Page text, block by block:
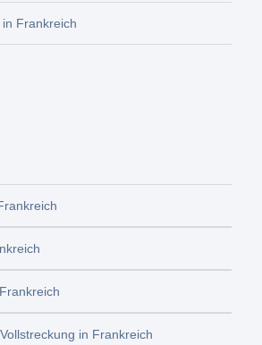
Frankreich
in Frankreich